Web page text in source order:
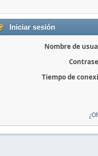
Iniciar sesión
Nombre de
Tiempo de